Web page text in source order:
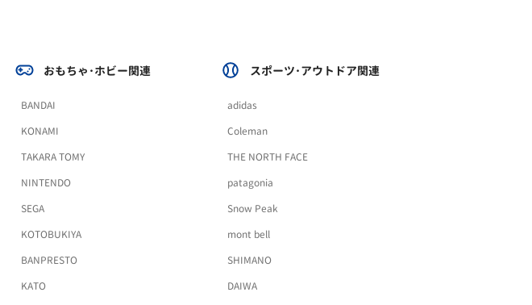
おもちゃ･ホビー関連
BANDAI
KONAMI
TAKARA TOMY
NINTENDO
SEGA
KOTOBUKIYA
BANPRESTO
KATO
スポーツ･アウトドア関連
adidas
Coleman
THE NORTH FACE
patagonia
Snow Peak
mont bell
SHIMANO
DAIWA